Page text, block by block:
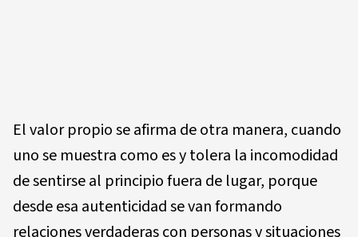
El valor propio se afirma de otra manera, cuando
uno se muestra como es y tolera la incomodidad
de sentirse al principio fuera de lugar, porque
desde esa autenticidad se van formando
relaciones verdaderas con personas y situaciones